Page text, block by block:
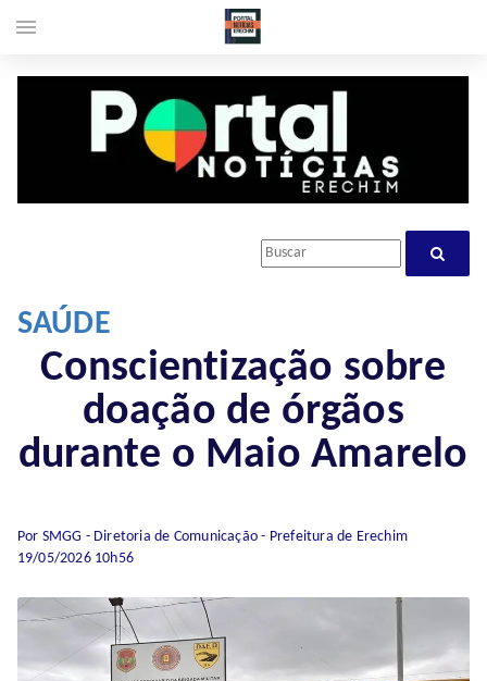
SAÚDE
Conscientização sobre
doação de órgãos
durante o Maio Amarelo
Por SMGG - Diretoria de Comunicação - Prefeitura de Erechim
19/05/2026 10h56
menu